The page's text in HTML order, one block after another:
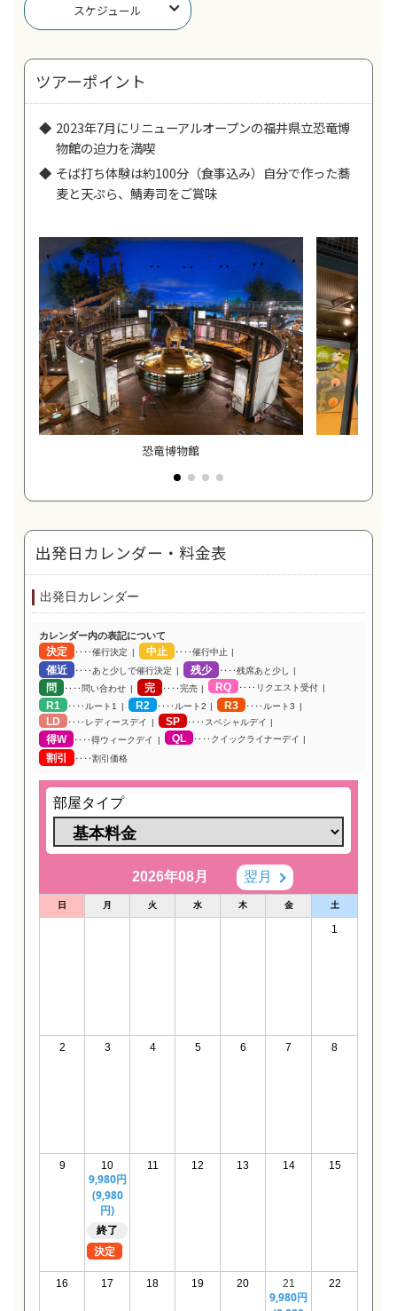
スケジュール
ツアーポイント
2023年7月にリニューアルオープンの福井県立恐竜博
物館の迫力を満喫
そば打ち体験は約100分（食事込み）自分で作った蕎
麦と天ぷら、鯖寿司をご賞味
恐竜博物館
出発日カレンダー・料金表
出発日カレンダー
カレンダー内の表記について
決定 ‥‥催行決定 中止 ‥‥催行中止
催近 ‥‥あと少しで催行決定 残少 ‥‥残席あと少し
問 ‥‥問い合わせ 完 ‥‥完売 RQ ‥‥リクエスト受付
R1 ‥‥ルート1 R2 ‥‥ルート2 R3 ‥‥ルート3
LD ‥‥レディースデイ SP ‥‥スペシャルデイ
得W ‥‥得ウィークデイ QL ‥‥クイックライナーデイ
割引 ‥‥割引価格